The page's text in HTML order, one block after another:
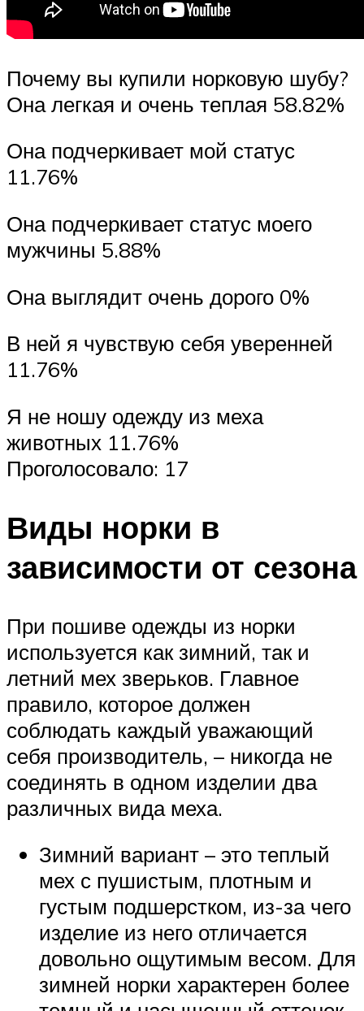
Почему вы купили норковую шубу?
Она легкая и очень теплая 58.82%
Она подчеркивает мой статус
11.76%
Она подчеркивает статус моего
мужчины 5.88%
Она выглядит очень дорого 0%
В ней я чувствую себя уверенней
11.76%
Я не ношу одежду из меха
животных 11.76%
Проголосовало: 17
Виды норки в
зависимости от сезона
При пошиве одежды из норки
используется как зимний, так и
летний мех зверьков. Главное
правило, которое должен
соблюдать каждый уважающий
себя производитель, – никогда не
соединять в одном изделии два
различных вида меха.
Зимний вариант – это теплый
мех с пушистым, плотным и
густым подшерстком, из-за чего
изделие из него отличается
довольно ощутимым весом. Для
зимней норки характерен более